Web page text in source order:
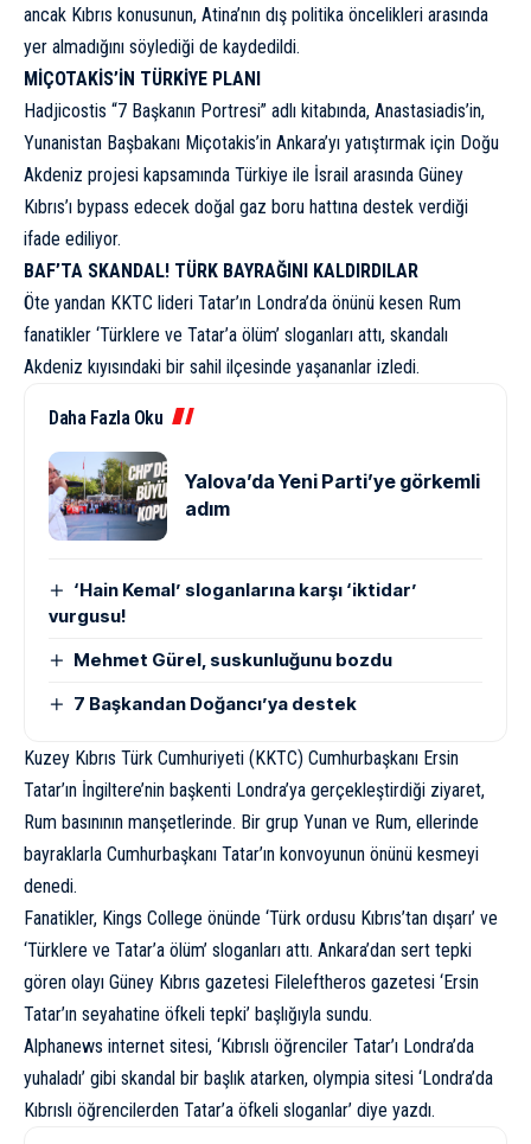
ancak Kıbrıs konusunun, Atina’nın dış politika öncelikleri arasında
yer almadığını söylediği de kaydedildi.
MİÇOTAKİS’İN TÜRKİYE PLANI
Hadjicostis “7 Başkanın Portresi” adlı kitabında, Anastasiadis’in,
Yunanistan Başbakanı Miçotakis’in Ankara’yı yatıştırmak için Doğu
Akdeniz projesi kapsamında Türkiye ile İsrail arasında Güney
Kıbrıs’ı bypass edecek doğal gaz boru hattına destek verdiği
ifade ediliyor.
BAF’TA SKANDAL! TÜRK BAYRAĞINI KALDIRDILAR
Öte yandan KKTC lideri Tatar’ın Londra’da önünü kesen Rum
fanatikler ‘Türklere ve Tatar’a ölüm’ sloganları attı, skandalı
Akdeniz kıyısındaki bir sahil ilçesinde yaşananlar izledi.
Daha Fazla Oku
Yalova’da Yeni Parti’ye görkemli
adım
‘Hain Kemal’ sloganlarına karşı ‘iktidar’
vurgusu!
Mehmet Gürel, suskunluğunu bozdu
7 Başkandan Doğancı’ya destek
Kuzey Kıbrıs Türk Cumhuriyeti (KKTC) Cumhurbaşkanı Ersin
Tatar’ın İngiltere’nin başkenti Londra’ya gerçekleştirdiği ziyaret,
Rum basınının manşetlerinde. Bir grup Yunan ve Rum, ellerinde
bayraklarla Cumhurbaşkanı Tatar’ın konvoyunun önünü kesmeyi
denedi.
Fanatikler, Kings College önünde ‘Türk ordusu Kıbrıs’tan dışarı’ ve
‘Türklere ve Tatar’a ölüm’ sloganları attı. Ankara’dan sert tepki
gören olayı Güney Kıbrıs gazetesi Fileleftheros gazetesi ‘Ersin
Tatar’ın seyahatine öfkeli tepki’ başlığıyla sundu.
Alphanews internet sitesi, ‘Kıbrıslı öğrenciler Tatar’ı Londra’da
yuhaladı’ gibi skandal bir başlık atarken, olympia sitesi ‘Londra’da
Kıbrıslı öğrencilerden Tatar’a öfkeli sloganlar’ diye yazdı.